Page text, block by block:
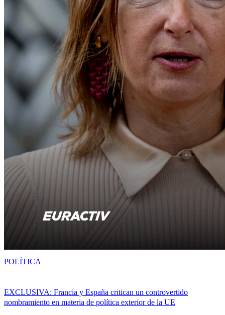
EXCLUSIVA: Francia y España critican un controvertido
nombramiento en materia de política exterior de la UE
POLÍTICA